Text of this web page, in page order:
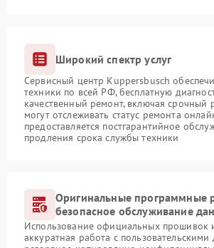
Широкий спектр услуг
Сервисный центр Kuppersbusch
техники по всей РФ, бесплатную
качественный ремонт, включая срочный
могут отслеживать статус ремонта
предоставляется постгарантийное
продления срока службы техники
Оригинальные программные
безопасное обслуживание
Использование официальных прошивок
аккуратная работа с